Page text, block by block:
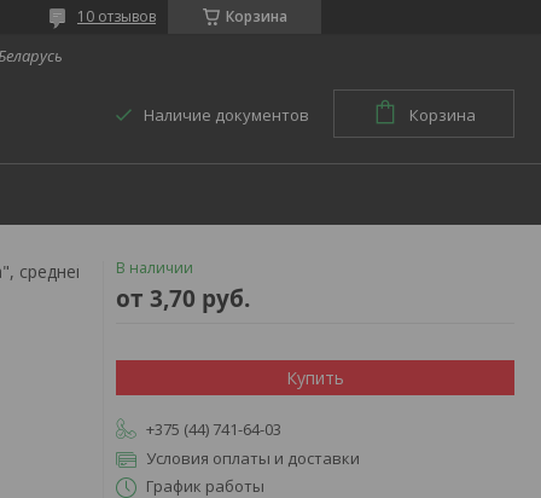
Корзина
10 отзывов
Наличие документов Корзина
Бинт медицинский эластичный тканый "польза", средней растяжимости
В наличии
от 3,70 руб.
Купить
+375 (44) 741-64-03
Условия оплаты и доставки
График работы